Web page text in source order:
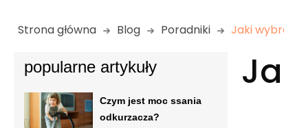
Strona główna Blog Poradniki Jaki
popularne artykuły
Czym jest moc ssania
odkurzacza?